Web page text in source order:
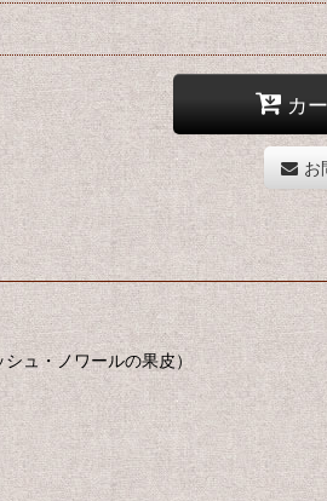
カ
お
ュ・ノワールの果皮）